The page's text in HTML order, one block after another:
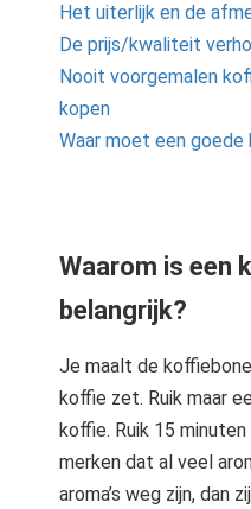
Het uiterlijk en de
De prijs/kwaliteit
Nooit voorgemalen
kopen
Waar moet een goede
Waarom is een
belangrijk?
Je maalt de
koffie zet. Ruik maar
koffie. Ruik 15
merken dat al veel
aroma’s weg zijn, dan